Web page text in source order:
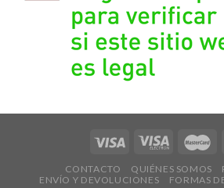
CONTACTO QUIÉNES SOMOS
ENVÍO Y DEVOLUCIONES
FORMAS